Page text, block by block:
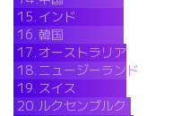
15. インド
16.韓国
17.オーストラリア
18. ニュージーランド
19. スイス
20.ルクセンブルク